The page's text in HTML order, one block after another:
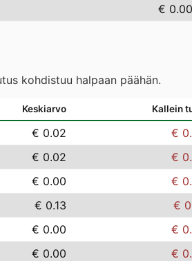
€
kohdistuu halpaan päähän.
Keskiarvo Kallein
€ 0.02
€
€ 0.02
€
€ 0.00
€
€ 0.13
€
€ 0.00
€
€ 0.00
€